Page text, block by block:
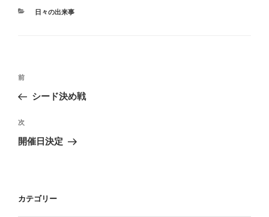
カ
日々の出来事
投
ビ
ゲ
ン
過
去
投
稿
前
シード決め戦
次
の
次
開催日決定
カテゴリー